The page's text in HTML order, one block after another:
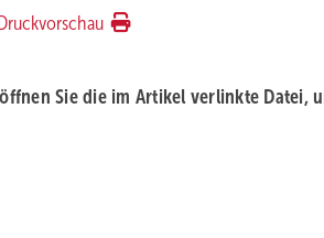
Druckvorschau
Sie die im Artikel verlinkte Datei,